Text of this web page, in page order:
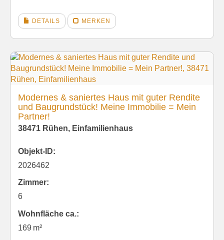
DETAILS MERKEN
Modernes & saniertes Haus mit guter Rendite
und Baugrundstück! Meine Immobilie = Mein
Partner!
38471 Rühen, Einfamilienhaus
Objekt-ID:
2026462
Zimmer:
6
Wohnfläche ca.:
169 m²